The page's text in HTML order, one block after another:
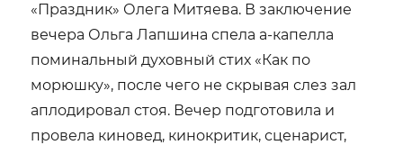
«Праздник» Олега Митяева. В заключение
вечера Ольга Лапшина спела а-капелла
поминальный духовный стих «Как по
морюшку», после чего не скрывая слез зал
аплодировал стоя. Вечер подготовила и
провела киновед, кинокритик, сценарист,